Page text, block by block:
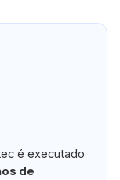
é executado
de